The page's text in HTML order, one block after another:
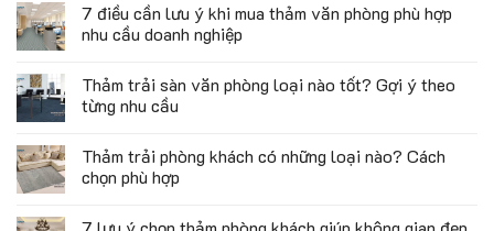
7 điều cần lưu ý khi mua thảm văn phòng phù hợp
nhu cầu doanh nghiệp
Thảm trải sàn văn phòng loại nào tốt? Gợi ý theo
từng nhu cầu
Thảm trải phòng khách có những loại nào? Cách
chọn phù hợp